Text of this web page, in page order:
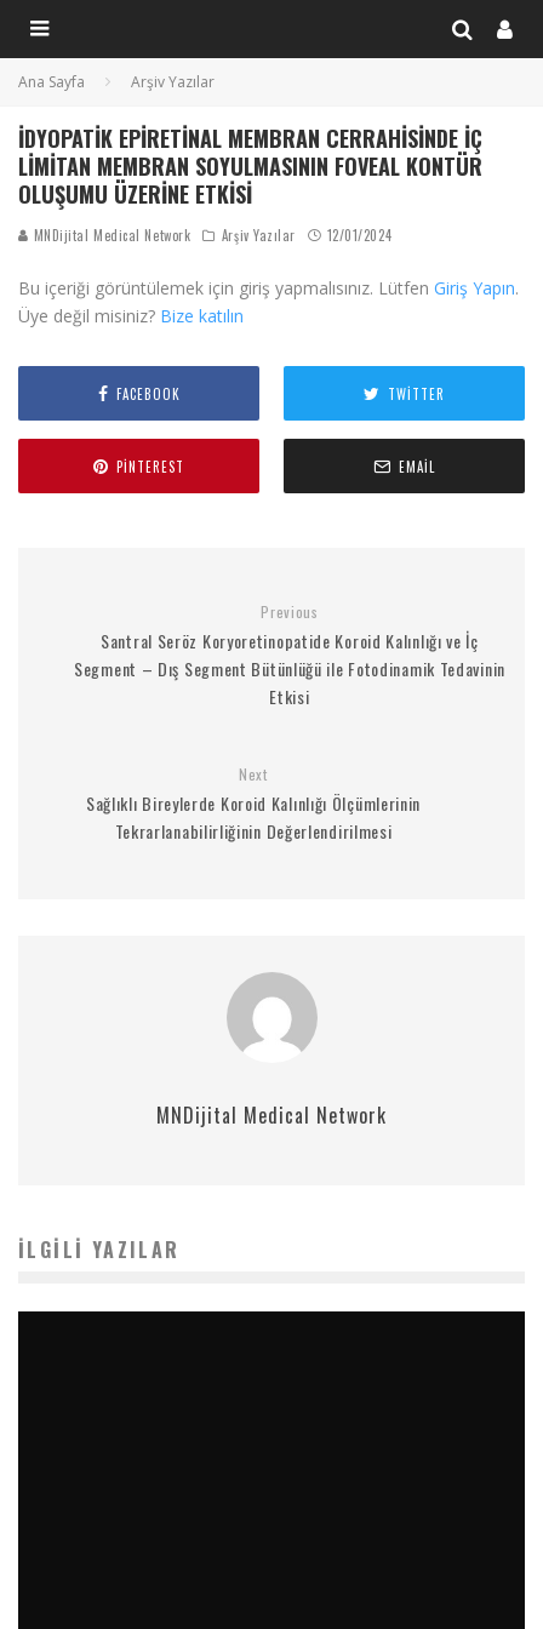
Ana Sayfa Arşiv Yazılar
İDYOPATIK EPIRETINAL MEMBRAN CERRAHISINDE İÇ
LIMITAN MEMBRAN SOYULMASININ FOVEAL KONTÜR
OLUŞUMU ÜZERINE ETKISI
MNDijital Medical Network Arşiv Yazılar 12/01/2024
Bu içeriği görüntülemek için giriş yapmalısınız. Lütfen Giriş Yapın.
Üye değil misiniz? Bize katılın
FACEBOOK TWITTER
PINTEREST EMAIL
Previous
Santral Seröz Koryoretinopatide Koroid Kalınlığı ve İç
Segment – Dış Segment Bütünlüğü ile Fotodinamik Tedavinin
Etkisi
Next
Sağlıklı Bireylerde Koroid Kalınlığı Ölçümlerinin
Tekrarlanabilirliğinin Değerlendirilmesi
MNDijital Medical Network
İLGILI YAZILAR